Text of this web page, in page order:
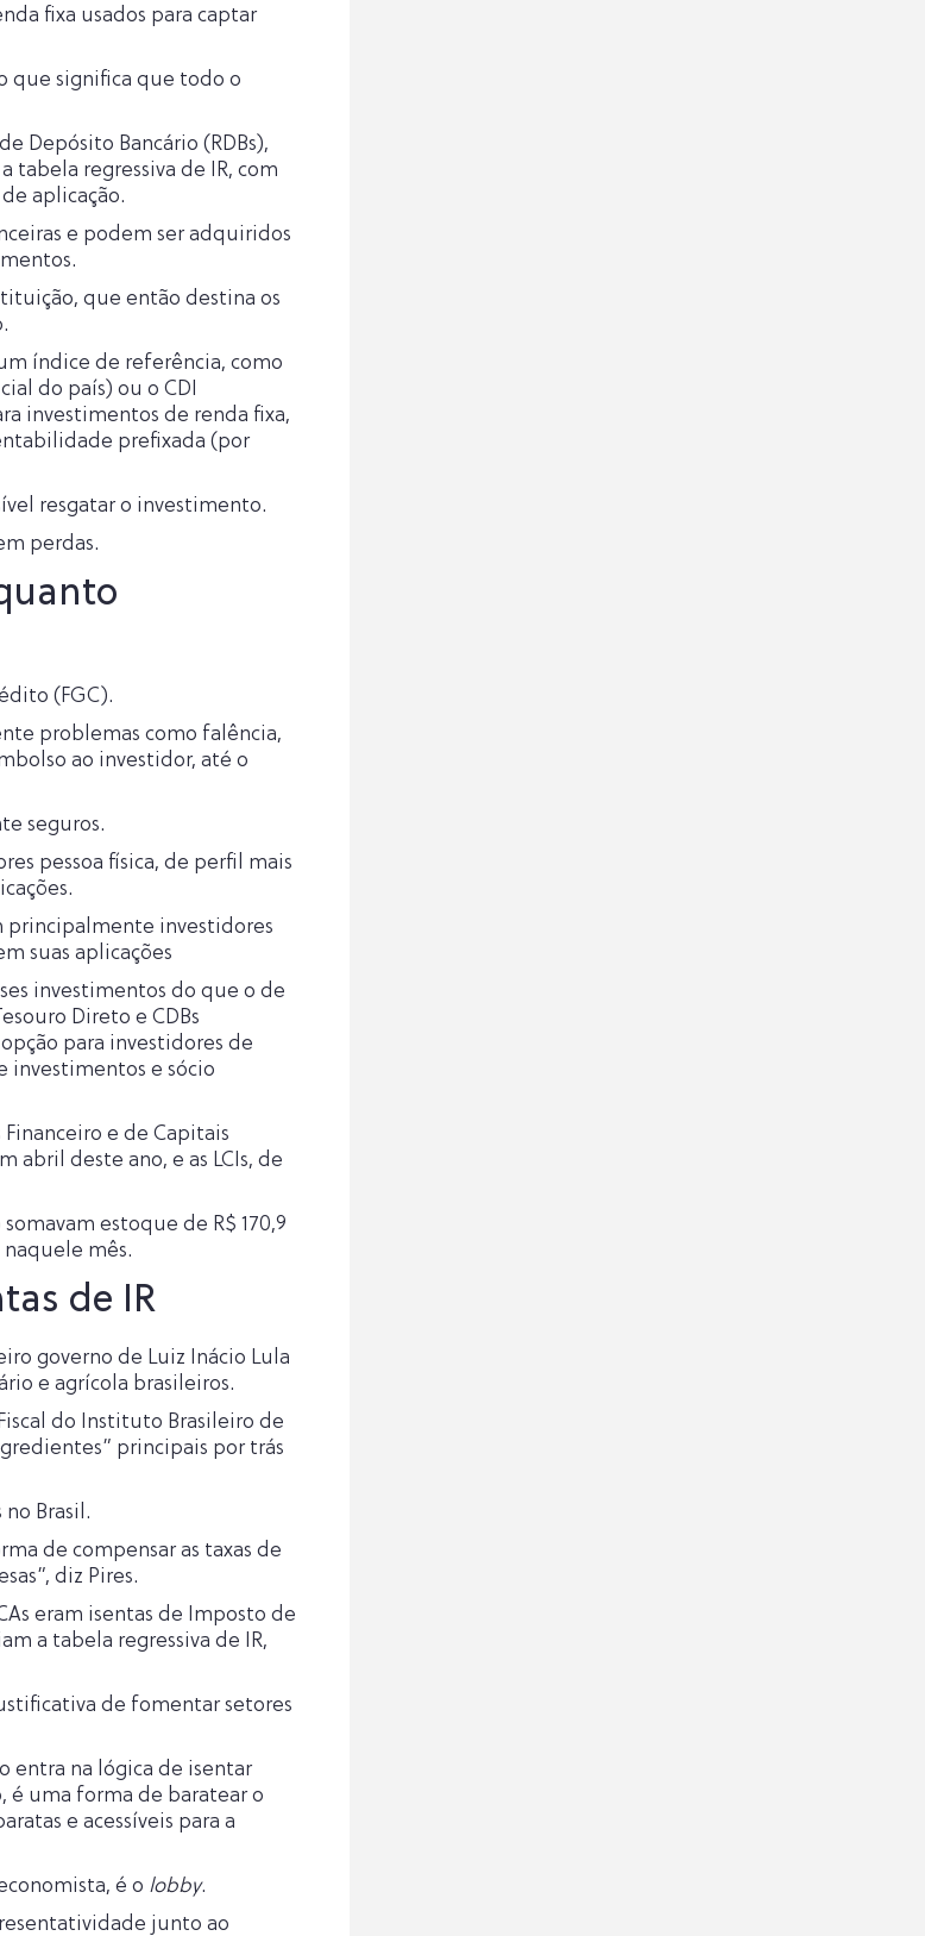
fixa usados para captar
o que significa que todo o
Depósito Bancário (RDBs),
regressiva de IR, com
aplicação.
e podem ser adquiridos
que então destina os
índice de referência, como
do país) ou o CDI
investimentos de renda fixa,
prefixada (por
resgatar o investimento.
perdas.
(FGC).
problemas como falência,
ao investidor, até o
seguros.
pessoa física, de perfil mais
principalmente investidores
suas aplicações
investimentos do que o de
Direto e CDBs
para investidores de
investimentos e sócio
e de Capitais
abril deste ano, e as LCIs, de
estoque de R$ 170,9
mês.
de IR
governo de Luiz Inácio Lula
e agrícola brasileiros.
do Instituto Brasileiro de
principais por trás
Brasil.
de compensar as taxas de
diz Pires.
eram isentas de Imposto de
a tabela regressiva de IR,
de fomentar setores
entra na lógica de isentar
é uma forma de baratear o
e acessíveis para a
é o lobby.
junto ao